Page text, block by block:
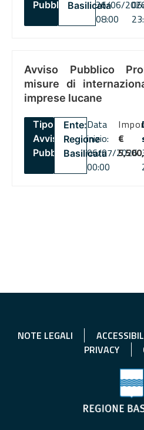
PubblicoBasilicata
26/06/
08:00
Avviso Pubblico
misure di
imprese lucane
Tipo:
Avviso
Pubblico
Ente:
Regione
Basilicata
Data
inizio:
06/07/2026
00:00
€
NOTE LEGALI
PRIVACY